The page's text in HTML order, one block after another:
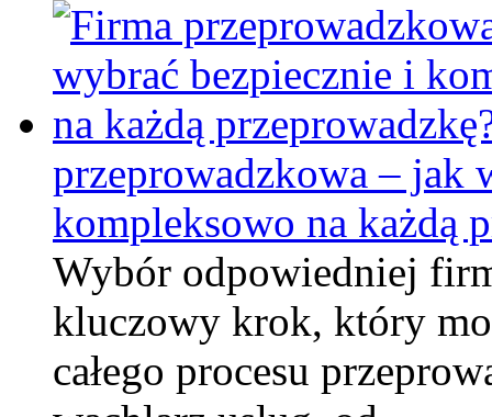
przeprowadzkowa – jak
kompleksowo na każdą
Wybór odpowiedniej
kluczowy krok, który
całego procesu